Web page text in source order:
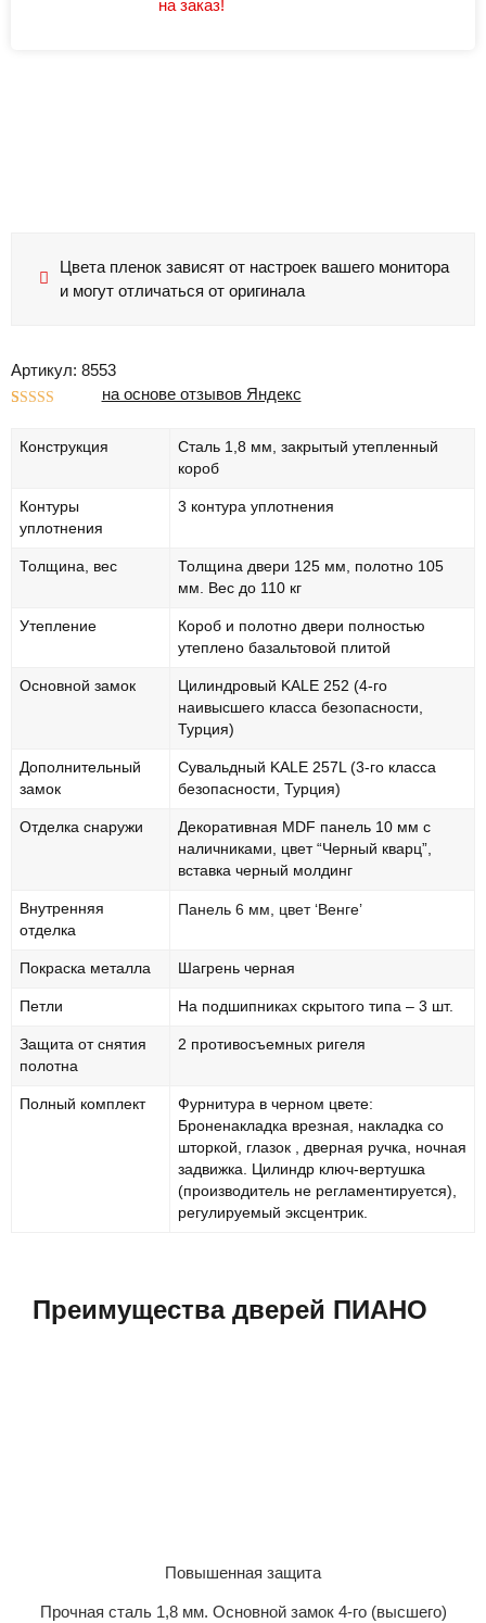
Артикул: 8553
основе
на основе отзывов Яндекс
Конструкция
Сталь 1,8 мм, закрытый утепленный
короб
Контуры
уплотнения
3 контура уплотнения
Толщина, вес
Толщина двери 125 мм, полотно 105
мм. Вес до 110 кг
Утепление
Короб и полотно двери полностью
утеплено базальтовой плитой
Основной замок
Цилиндровый KALE 252 (4-го
наивысшего класса безопасности,
Турция)
Дополнительный
замок
Сувальдный KALE 257L (3-го класса
безопасности, Турция)
Отделка снаружи
Декоративная MDF панель 10 мм с
наличниками, цвет “Черный кварц”,
вставка черный молдинг
Внутренняя
отделка
Панель 6 мм, цвет ‘Венге’
Покраска металла Шагрень черная
Петли На подшипниках скрытого типа – 3 шт.
Защита от снятия
полотна
2 противосъемных ригеля
Полный комплект
Фурнитура в черном цвете:
Броненакладка врезная, накладка со
шторкой, глазок , дверная ручка, ночная
задвижка. Цилиндр ключ-вертушка
(производитель не регламентируется),
регулируемый эксцентрик.
на заказ!
Цвета пленок зависят от настроек вашего монитора
и могут отличаться от оригинала
Преимущества дверей ПИАНО
Повышенная защита
Прочная сталь 1,8 мм. Основной замок 4-го (высшего)